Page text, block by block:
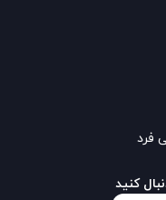
فرد
کنید